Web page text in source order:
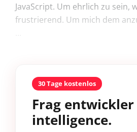
JavaScript. Um ehrlich zu sein,
frustrierend. Um mich dem
30 Tage kostenlos
Frag entwickler
intelligence.